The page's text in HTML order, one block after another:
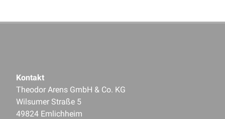
Kontakt
Theodor Arens GmbH & Co. KG
Wilsumer Straße 5
49824 Emlichheim